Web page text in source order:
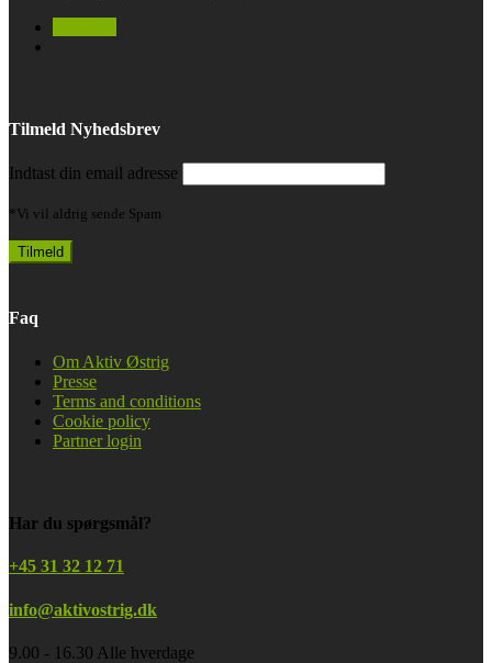
Tilmeld Nyhedsbrev
Indtast din email adresse
*Vi vil aldrig sende Spam
Faq
Om Aktiv Østrig
Presse
Terms and conditions
Cookie policy
Partner login
Har du spørgsmål?
+45 31 32 12 71
info@aktivostrig.dk
9.00 - 16.30 Alle hverdage